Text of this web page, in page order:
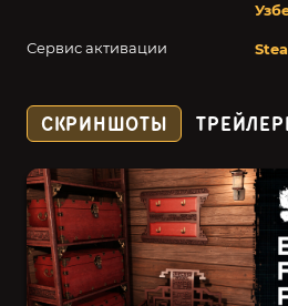
Сервис активации
СКРИНШОТЫ